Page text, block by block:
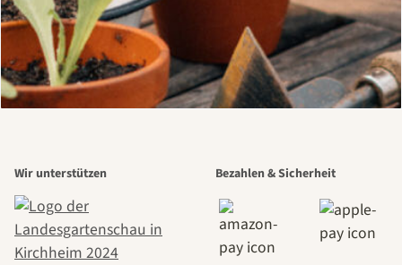
Wir unterstützen Bezahlen & Sicherheit